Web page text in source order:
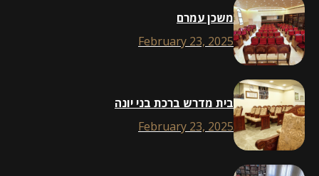
משכן עמרם
February 23, 2025
בית מדרש ברכת בני יונה
February 23, 2025